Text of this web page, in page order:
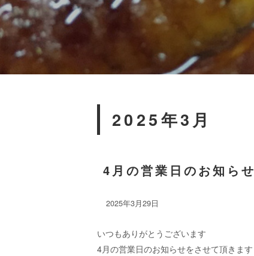
2025年3月
4月の営業日のお知らせ
2025年3月29日
いつもありがとうございます
4月の営業日のお知らせをさせて頂きます